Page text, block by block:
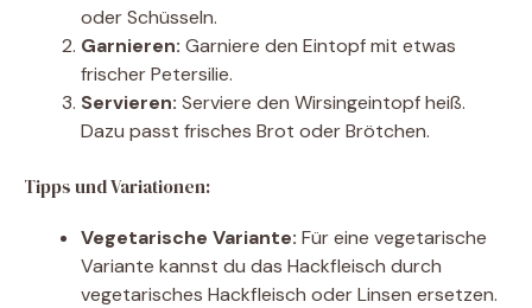
oder Schüsseln.
Garnieren: Garniere den Eintopf mit etwas
frischer Petersilie.
Servieren: Serviere den Wirsingeintopf heiß.
Dazu passt frisches Brot oder Brötchen.
Tipps und Variationen:
Vegetarische Variante: Für eine vegetarische
Variante kannst du das Hackfleisch durch
vegetarisches Hackfleisch oder Linsen ersetzen.